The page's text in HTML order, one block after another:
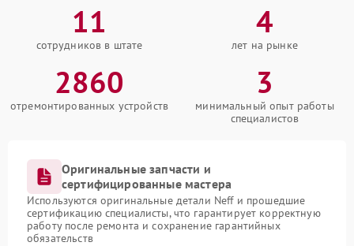
11
сотрудников в штате
4
лет на рынке
2860
отремонтированных устройств
3
минимальный опыт работы
специалистов
Оригинальные запчасти и
сертифицированные мастера
Используются оригинальные детали Neff и прошедшие
сертификацию специалисты, что гарантирует корректную
работу после ремонта и сохранение гарантийных
обязательств